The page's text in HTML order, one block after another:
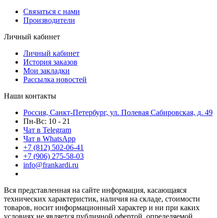
Связаться с нами
Производители
Личный кабинет
Личный кабинет
История заказов
Мои закладки
Рассылка новостей
Наши контакты
Россия, Санкт-Петербург, ул. Полевая Сабировская, д. 49
Пн-Вс: 10 - 21
Чат в Telegram
Чат в WhatsApp
+7 (812) 502-06-41
+7 (906) 275-58-03
info@frankardi.ru
Вся представленная на сайте информация, касающаяся
технических характеристик, наличия на складе, стоимости
товаров, носит информационный характер и ни при каких
условиях не является публичной офертой, определяемой